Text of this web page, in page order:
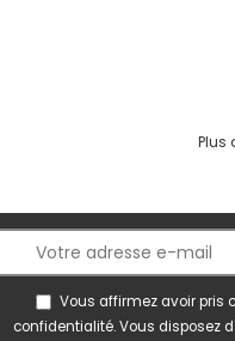
Plus
Vous affirmez avoir pris
confidentialité. Vous disposez